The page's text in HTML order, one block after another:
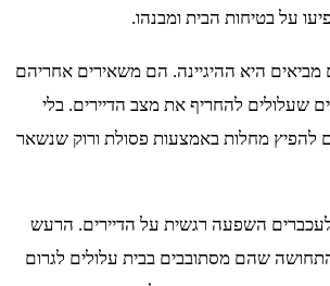
על בטיחות הבית ומבנהו.
היא ההיגיינה. הם משאירים אחריהם
שעלולים להחריף את מצב הדיירים. בלי
להפיץ מחלות באמצעות פסולת ורוק שנשאר
לעכברים השפעה רגשית על הדיירים. הרעש
שהם מסתובבים בבית עלולים לגרום